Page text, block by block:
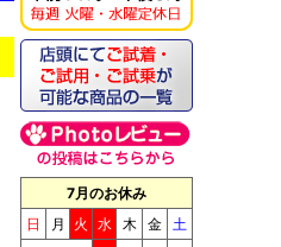
7月のお休み
日
月 火 水 木 金 土
《キッチンドッグ！》モ
ンデリ
《キッチンドッグ！》ブ
リス（至福のケーキ）